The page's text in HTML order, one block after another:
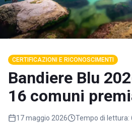
CERTIFICAZIONI E RICONOSCIMENTI
Bandiere Blu
16 comuni
17 maggio 2026 Tempo di lettura: